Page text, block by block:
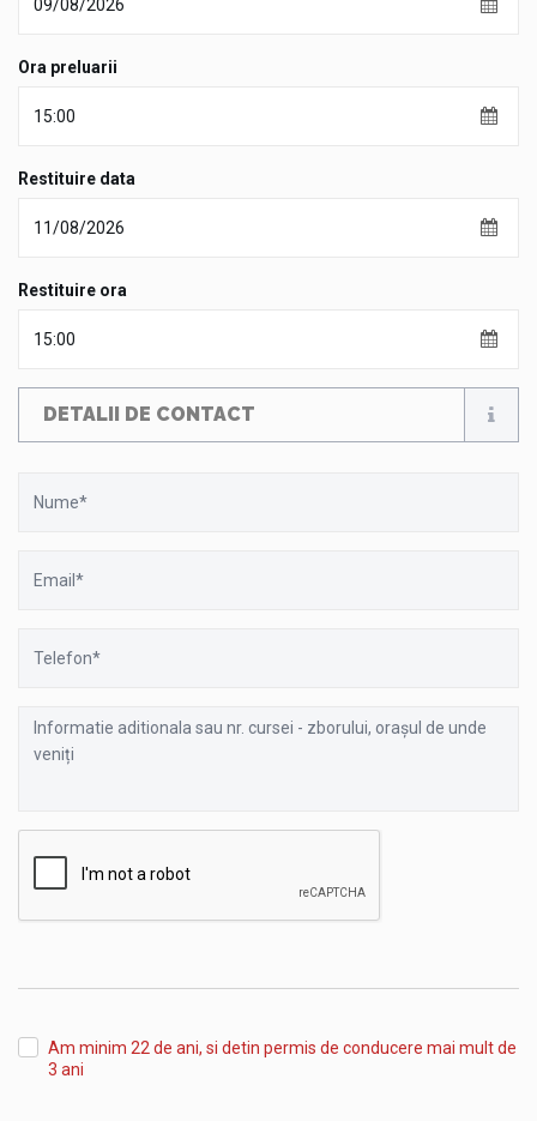
Ora preluarii
Restituire data
Restituire ora
DETALII DE CONTACT
Informatie
aditionala
zborului,
Am minim 22 de ani, si detin permis de conducere mai mult de
3 ani